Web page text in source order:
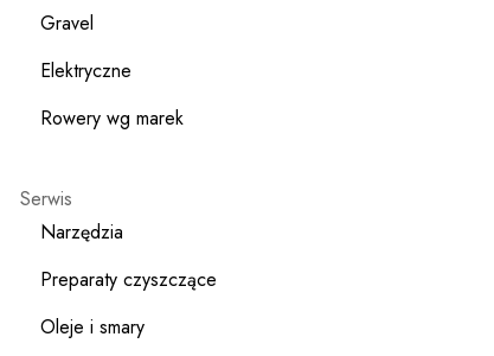
Gravel
Elektryczne
Rowery wg marek
Serwis
Narzędzia
Preparaty czyszczące
Oleje i smary